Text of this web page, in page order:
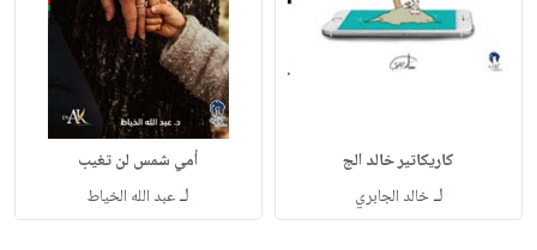
كاريكاتير خالد الج
لـخالد الجابري
أمي شمس لن تغيب
لـعبد الله الخياط